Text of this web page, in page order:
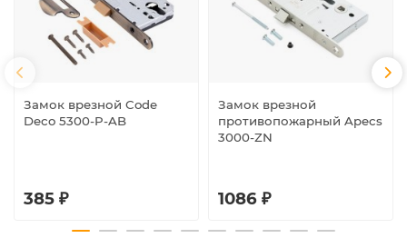
Замок врезной Code
Deco 5300-P-AB
385 ₽
Замок врезной
противопожарный Apecs
3000-ZN
1086 ₽